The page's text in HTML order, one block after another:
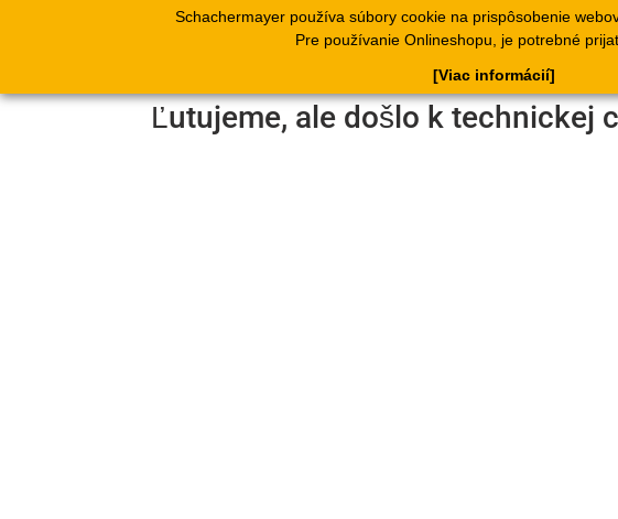
Schachermayer používa súbory cookie na prispôsobenie
Pre používanie Onlineshopu, je potrebné
[Viac informácií]
Produkty Katalógy Doklady
Ľutujeme, ale došlo k technickej